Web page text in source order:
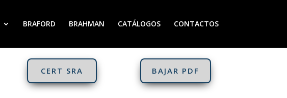
BRAFORD BRAHMAN CATÁLOGOS CONTACTOS
CERT SRA BAJAR PDF